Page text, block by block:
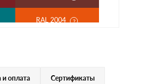
RAL 2004
и оплата Сертификаты